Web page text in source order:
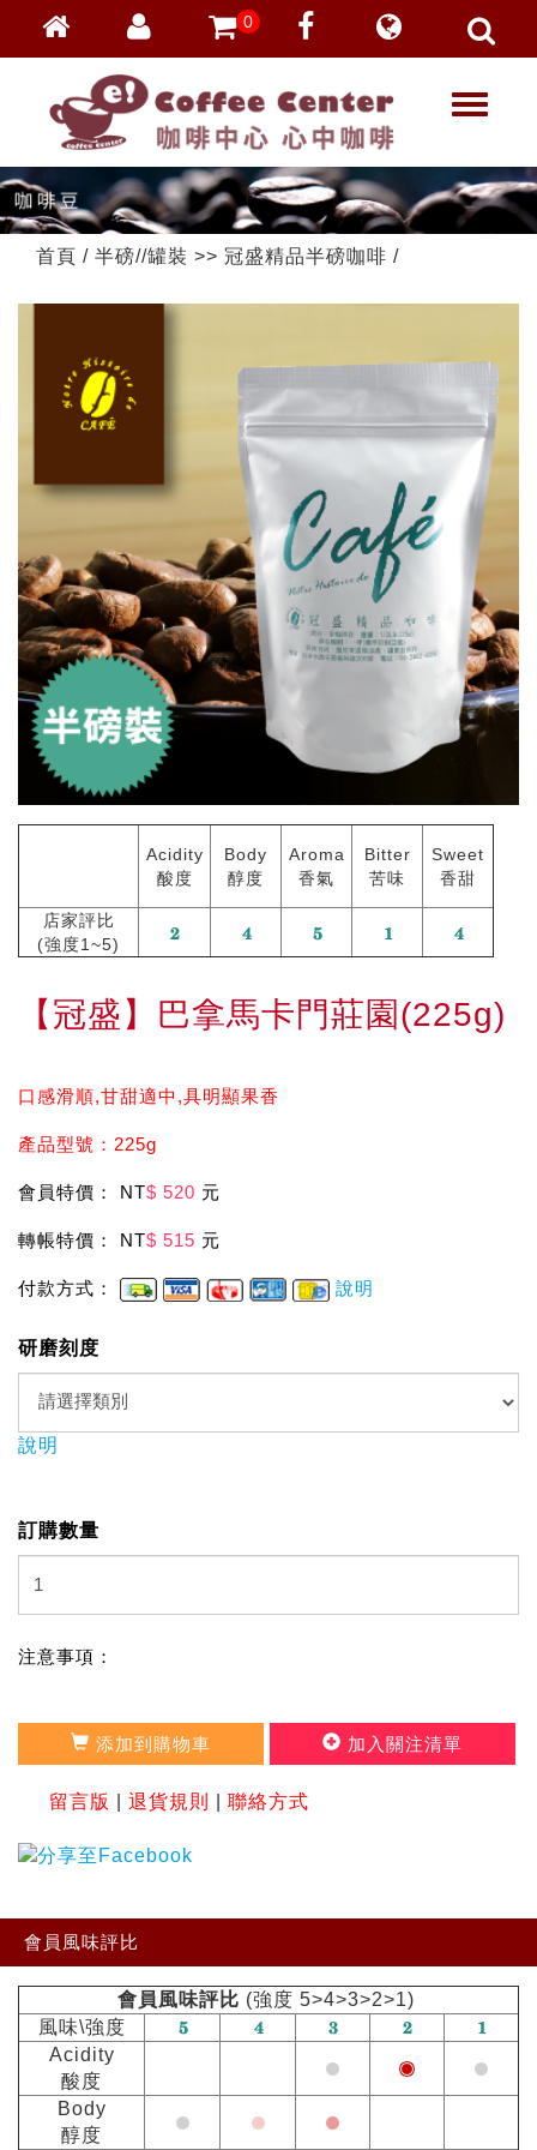
會員登入
忘記密碼
加入會員
VIP登入
VIP申請
0
T
g
l
e
g
t
i
o
n
首頁 / 半磅//罐裝 >> 冠盛精品半磅咖啡 /
Acidity
酸度
Body
醇度
Aroma
香氣
Bitter
苦味
Sweet
香甜
店家評比
(強度1~5)
【冠盛】巴拿馬卡門莊園(225g)
口感滑順,甘甜適中,具明顯果香
產品型號：225g
會員特價： NT$ 520 元
轉帳特價： NT$ 515 元
付款方式： 說明
研磨刻度
說明
訂購數量
注意事項：
添加到購物車 加入關注清單
留言版 退貨規則 聯絡方式
會員風味評比
會員風味評比 (強度 5>4>3>2>1)
風味\強度
Acidity
酸度
Body
醇度